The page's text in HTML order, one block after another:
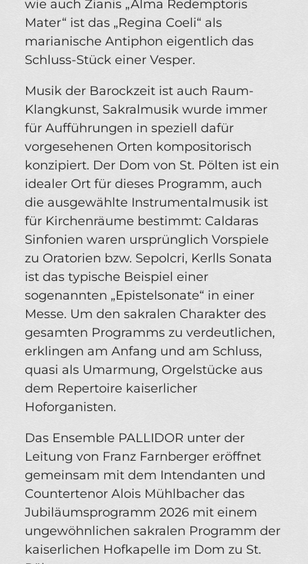
wie auch Zianis „Alma Redemptoris
Mater“ ist das „Regina Coeli“ als
marianische Antiphon eigentlich das
Schluss-Stück einer Vesper.
Musik der Barockzeit ist auch Raum-
Klangkunst, Sakralmusik wurde immer
für Aufführungen in speziell dafür
vorgesehenen Orten kompositorisch
konzipiert. Der Dom von St. Pölten ist ein
idealer Ort für dieses Programm, auch
die ausgewählte Instrumentalmusik ist
für Kirchenräume bestimmt: Caldaras
Sinfonien waren ursprünglich Vorspiele
zu Oratorien bzw. Sepolcri, Kerlls Sonata
ist das typische Beispiel einer
sogenannten „Epistelsonate“ in einer
Messe. Um den sakralen Charakter des
gesamten Programms zu verdeutlichen,
erklingen am Anfang und am Schluss,
quasi als Umarmung, Orgelstücke aus
dem Repertoire kaiserlicher
Hoforganisten.
Das Ensemble PALLIDOR unter der
Leitung von Franz Farnberger eröffnet
gemeinsam mit dem Intendanten und
Countertenor Alois Mühlbacher das
Jubiläumsprogramm 2026 mit einem
ungewöhnlichen sakralen Programm der
kaiserlichen Hofkapelle im Dom zu St.